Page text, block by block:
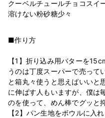
クーベルチュールチョコスイ
■作り方
【1】折り込み用バターを
うのは丁度スーパーで売って
と箱丸々使うと思えばいいと
に伸ばす人もいますが、僕は
のを使って、めん棒でグッと
【2】パン生地をボウルに入